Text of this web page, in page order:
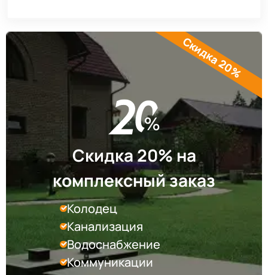
Скидка 20% на
комплексный заказ
Колодец
Канализация
Водоснабжение
Коммуникации
Скидка 20%